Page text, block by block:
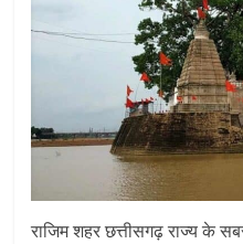
राजिम शहर छत्तीसगढ़ राज्य के